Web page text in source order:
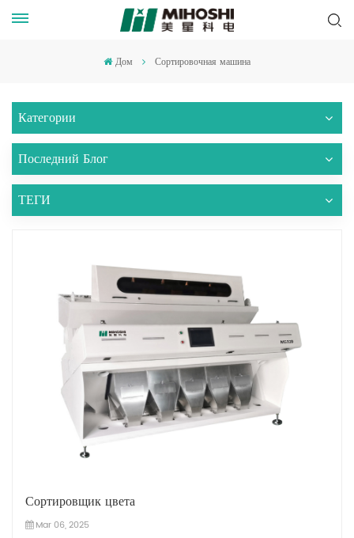
Дом Сортировочная машина
Категории
Последний Блог
ТЕГИ
Сортировщик цвета
Mar 06, 2025